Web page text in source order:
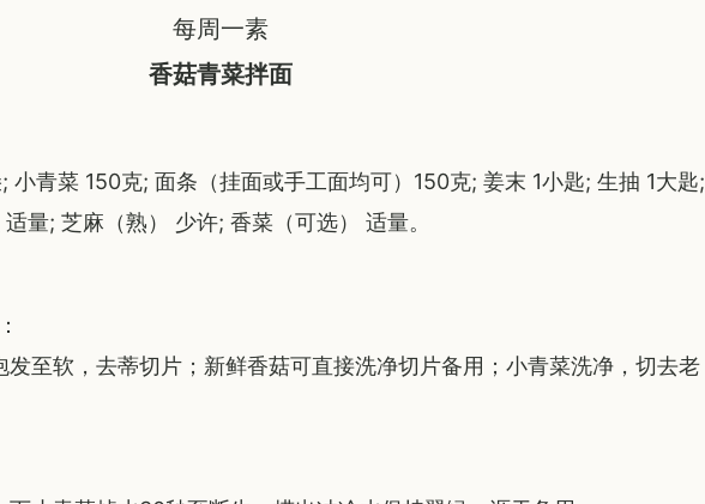
每周一素
香菇青菜拌面
青菜 150克; 面条（挂面或手工面均可）150克; 姜末 1小匙; 生抽 1大匙;
量; 芝麻（熟） 少许; 香菜（可选） 适量。
至软，去蒂切片；新鲜香菇可直接洗净切片备用；小青菜洗净，切去老